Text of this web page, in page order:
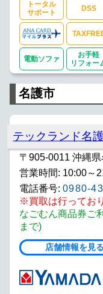
トータル
サポート
DSS
電動ソファ
お手軽
リフォー
名護市
テックランド名
〒905-0011 沖縄
営業時間: 10:00～
電話番号: 0980-
※買取は行ってお
なごむん商品券ご
まで)
店舗情報を見る